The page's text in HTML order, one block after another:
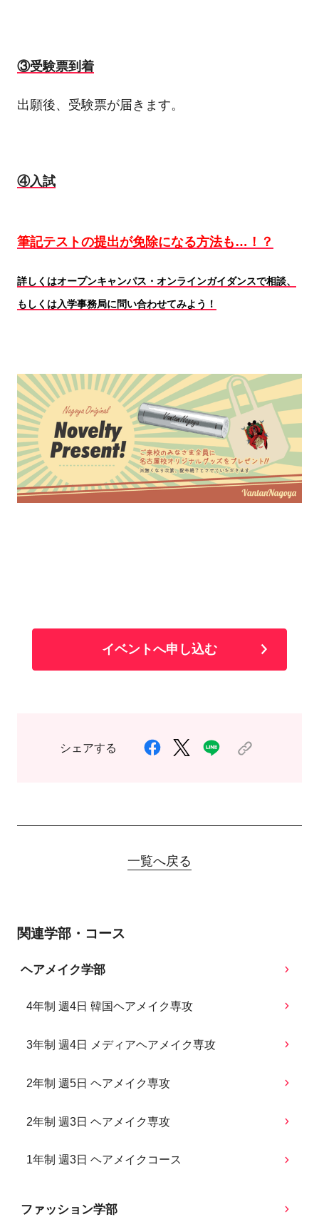
③受験票到着
出願後、受験票が届きます。
④入試
筆記テストの提出が免除になる方法も…！？
詳しくはオープンキャンパス・オンラインガイダンスで相談、
もしくは入学事務局に問い合わせてみよう！
イベントへ申し込む
シェアする
一覧へ戻る
関連学部・コース
ヘアメイク学部
4年制 週4日 韓国ヘアメイク専攻
3年制 週4日 メディアヘアメイク専攻
2年制 週5日 ヘアメイク専攻
2年制 週3日 ヘアメイク専攻
1年制 週3日 ヘアメイクコース
ファッション学部